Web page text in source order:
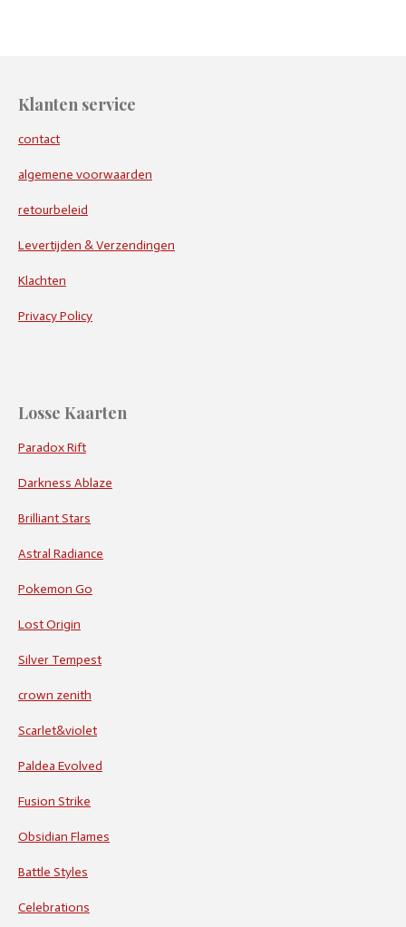
Klanten service
contact
algemene voorwaarden
retourbeleid
Levertijden & Verzendingen
Klachten
Privacy Policy
Losse Kaarten
Paradox Rift
Darkness Ablaze
Brilliant Stars
Astral Radiance
Pokemon Go
Lost Origin
Silver Tempest
crown zenith
Scarlet&violet
Paldea Evolved
Fusion Strike
Obsidian Flames
Battle Styles
Celebrations